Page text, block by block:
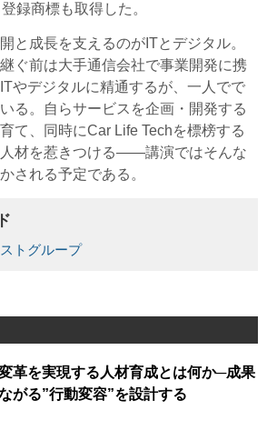
録商標も取得した。
と成長を支えるのがITとデジタル。
ぐ前は大手通信会社で事業開発に携
やデジタルに精通するが、一人でで
る。自らサービスを企画・開発する
て、同時にCar Life Techを標榜する
材を惹きつける――講演ではそんな
される予定である。
トグループ
革を実現する人材育成とは何か─成果
がる”行動変容”を設計する